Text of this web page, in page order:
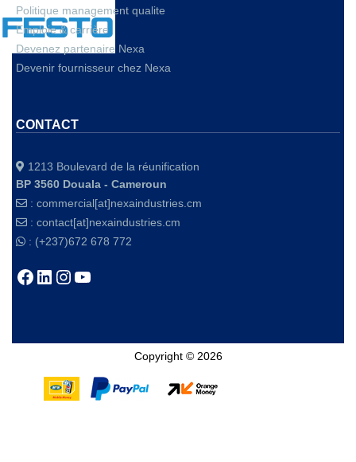
Politique management qualite
Emploie & carrière
Devenez partenaire Nexa
Devenir fournisseur chez Nexa
CONTACT
1213 Boulevard de la réunification
BP 3560 Douala - Cameroun
: commercial[at]nexaindustries.cm
: contact[at]nexaindustries.cm
: (+237)672 678 772
Copyright © 2026